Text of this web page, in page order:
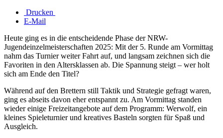
Drucken
E-Mail
Heute ging es in die entscheidende Phase der NRW-
Jugendeinzelmeisterschaften 2025: Mit der 5. Runde am Vormittag
nahm das Turnier weiter Fahrt auf, und langsam zeichnen sich die
Favoriten in den Altersklassen ab. Die Spannung steigt – wer holt
sich am Ende den Titel?
Während auf den Brettern still Taktik und Strategie gefragt waren,
ging es abseits davon eher entspannt zu. Am Vormittag standen
wieder einige Freizeitangebote auf dem Programm: Werwolf, ein
kleines Spieleturnier und kreatives Basteln sorgten für Spaß und
Ausgleich.